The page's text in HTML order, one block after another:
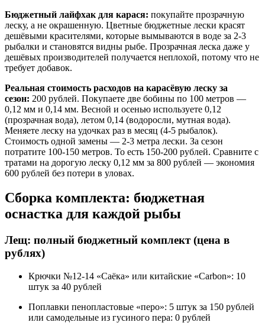
Бюджетный лайфхак для карася: покупайте прозрачную
леску, а не окрашенную. Цветные бюджетные лески красят
дешёвыми красителями, которые вымываются в воде за 2-3
рыбалки и становятся видны рыбе. Прозрачная леска даже у
дешёвых производителей получается неплохой, потому что не
требует добавок.
Реальная стоимость расходов на карасёвую леску за
сезон: 200 рублей. Покупаете две бобины по 100 метров —
0,12 мм и 0,14 мм. Весной и осенью используете 0,12
(прозрачная вода), летом 0,14 (водоросли, мутная вода).
Меняете леску на удочках раз в месяц (4-5 рыбалок).
Стоимость одной замены — 2-3 метра лески. За сезон
потратите 100-150 метров. То есть 150-200 рублей. Сравните с
тратами на дорогую леску 0,12 мм за 800 рублей — экономия
600 рублей без потери в уловах.
Сборка комплекта: бюджетная
оснастка для каждой рыбы
Лещ: полный бюджетный комплект (цена в
рублях)
Крючки №12-14 «Саёка» или китайские «Carbon»: 10
штук за 40 рублей
Поплавки пенопластовые «перо»: 5 штук за 150 рублей
или самодельные из гусиного пера: 0 рублей